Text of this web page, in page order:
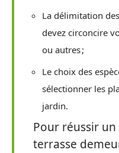
La délimitation
devez circoncire
ou autres ;
Le choix des
sélectionner les
jardin.
Pour réussir
terrasse